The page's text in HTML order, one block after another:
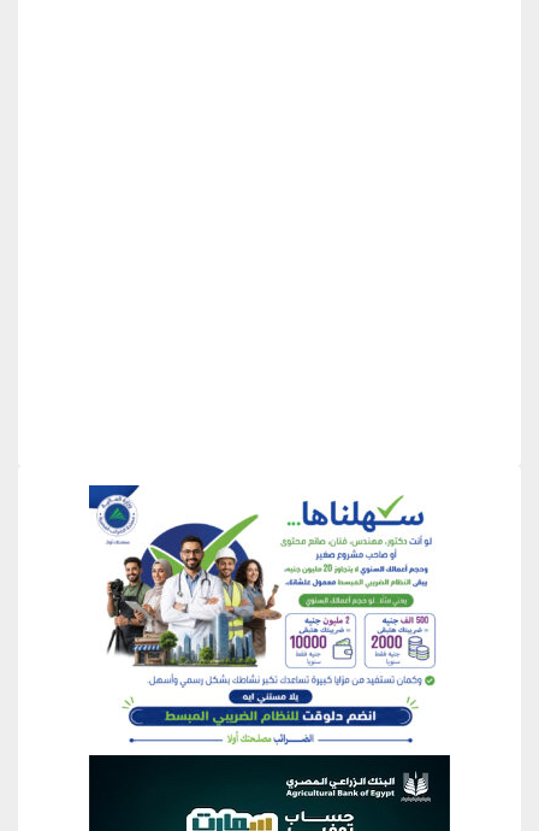
منطقة إعلانية
منطقة إعلانية